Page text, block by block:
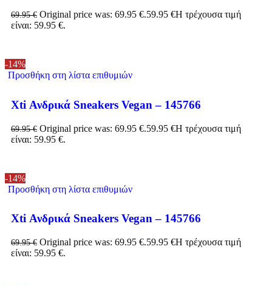
69.95€ Original price was: 69.95 €.59.95 €Η τρέχουσα τιμή
είναι: 59.95 €.
-14%
Προσθήκη στη λίστα επιθυμιών
Xti Ανδρικά Sneakers Vegan – 145766
69.95€ Original price was: 69.95 €.59.95 €Η τρέχουσα τιμή
είναι: 59.95 €.
-14%
Προσθήκη στη λίστα επιθυμιών
Xti Ανδρικά Sneakers Vegan – 145766
69.95€ Original price was: 69.95 €.59.95 €Η τρέχουσα τιμή
είναι: 59.95 €.